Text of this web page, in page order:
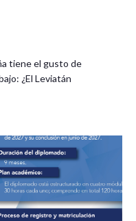
tiene el gusto de
¿El Leviatán